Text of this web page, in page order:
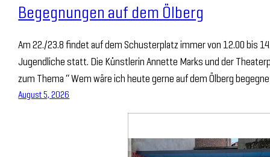
Begegnungen auf dem Ölberg
Am 22./23.8 findet auf dem Schusterplatz immer von 12.00 bis
Jugendliche statt. Die Künstlerin Annette Marks und der
zum Thema “ Wem wäre ich heute gerne auf dem Ölberg
August 5, 2026